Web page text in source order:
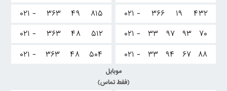
۰۲۱ -
۳۶۶ ۱۹
۴۳۲
۰۲۱ -
۳۳ ۹۷ ۹۳
۷۰
۰۲۱ -
۳۳ ۹۴ ۶۷ ۸۸
۰۲۱ -
۳۶۳ ۴۹
۸۱۵
۰۲۱ -
۳۶۳ ۴۸
۵۱۲
۰۲۱ -
۳۶۳ ۴۸ ۵۰۴
موبایل
(فقط تماس)